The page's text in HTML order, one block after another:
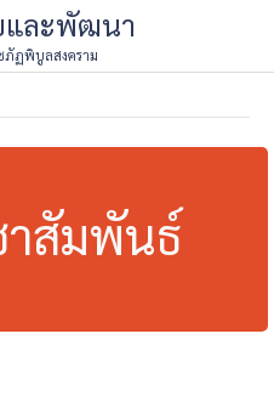
และพัฒนา
ภัฏพิบูลสงคราม
าสัมพันธ์